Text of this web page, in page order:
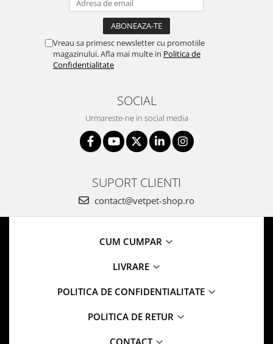
Vreau sa primesc newsletter cu promotiile
magazinului. Afla mai multe in Politica de
Confidentialitate
SOCIAL
Urmareste-ne in social media
SUPORT CLIENTI
contact@vetpet-shop.ro
CUM CUMPAR
LIVRARE
POLITICA DE CONFIDENTIALITATE
POLITICA DE RETUR
CONTACT